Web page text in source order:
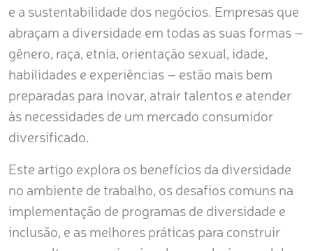
e a sustentabilidade dos negócios. Empresas que
abraçam a diversidade em todas as suas formas –
gênero, raça, etnia, orientação sexual, idade,
habilidades e experiências – estão mais bem
preparadas para inovar, atrair talentos e atender
às necessidades de um mercado consumidor
diversificado.
Este artigo explora os benefícios da diversidade
no ambiente de trabalho, os desafios comuns na
implementação de programas de diversidade e
inclusão, e as melhores práticas para construir